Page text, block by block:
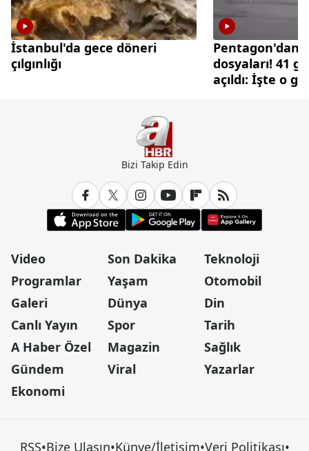
İstanbul'da gece döneri
çılgınlığı
Pentagon'dan
dosyaları! 41
açıldı: İşte o
Bizi Takip Edin
Video
Programlar
Galeri
Canlı Yayın
A Haber Özel
Gündem
Ekonomi
Son Dakika
Yaşam
Dünya
Spor
Magazin
Viral
Teknoloji
Otomobil
Din
Tarih
Sağlık
Yazarlar
RSS•Bize Ulaşın•Künye/İletişim•Veri Politikası•